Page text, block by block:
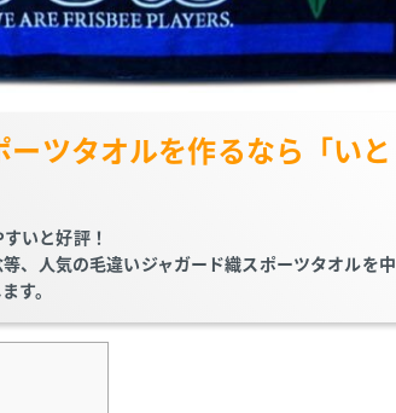
ーツタオルを作るなら「いと
いと好評！
、人気の毛違いジャガード織スポーツタオルを中
す。